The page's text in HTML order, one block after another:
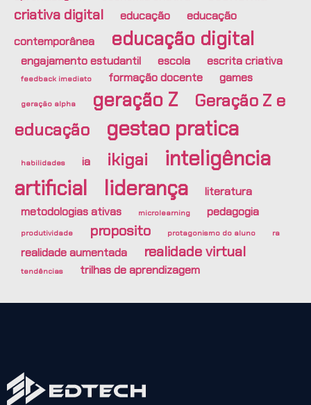
criativa digital
educação
educação
contemporânea
educação digital
engajamento estudantil escola escrita criativa
feedback imediato formação docente games
geração alpha geração Z
Geração Z e
educação
gestao pratica
habilidades ia ikigai
inteligência
artificial
liderança
literatura
metodologias ativas
microlearning pedagogia
produtividade proposito protagonismo do aluno ra
realidade aumentada realidade virtual
tendências trilhas de aprendizagem